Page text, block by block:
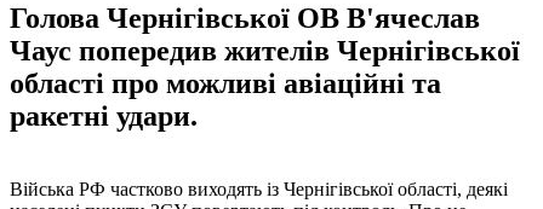
Голова Чернігівської ОВ В'ячеслав
Чаус попередив жителів Чернігівської
області про можливі авіаційні та
ракетні удари.
Війська РФ частково виходять із Чернігівської області, деякі